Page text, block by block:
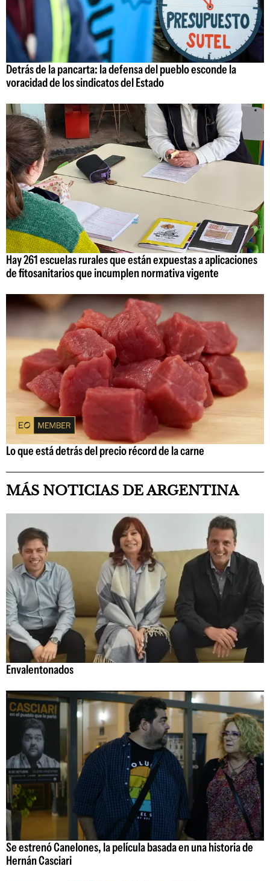
Detrás de la pancarta: la defensa del pueblo esconde la
voracidad de los sindicatos del Estado
Hay 261 escuelas rurales que están expuestas a aplicaciones
de fitosanitarios que incumplen normativa vigente
Lo que está detrás del precio récord de la carne
MÁS NOTICIAS DE ARGENTINA
Envalentonados
Se estrenó Canelones, la película basada en una historia de
Hernán Casciari